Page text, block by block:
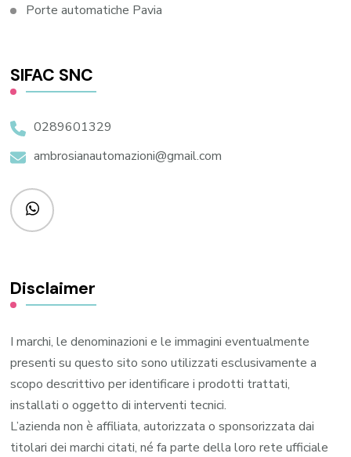
Porte automatiche Pavia
SIFAC SNC
0289601329
ambrosianautomazioni@gmail.com
Disclaimer
I marchi, le denominazioni e le immagini eventualmente
presenti su questo sito sono utilizzati esclusivamente a
scopo descrittivo per identificare i prodotti trattati,
installati o oggetto di interventi tecnici.
L’azienda non è affiliata, autorizzata o sponsorizzata dai
titolari dei marchi citati, né fa parte della loro rete ufficiale